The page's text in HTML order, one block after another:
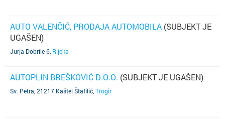
AUTO VALENČIĆ, PRODAJA AUTOMOBILA (SUBJEKT JE
UGAŠEN)
Jurja Dobrile 6 Rijeka
AUTOPLIN BREŠKOVIĆ D.O.O. (SUBJEKT JE UGAŠEN)
Sv. Petra, 21217 Kaštel Štafilić Trogir